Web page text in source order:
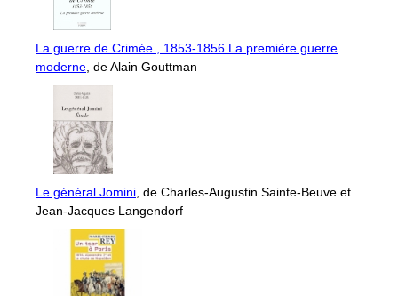
La guerre de Crimée , 1853-1856 La première guerre
moderne, de Alain Gouttman
Le général Jomini, de Charles-Augustin Sainte-Beuve et
Jean-Jacques Langendorf